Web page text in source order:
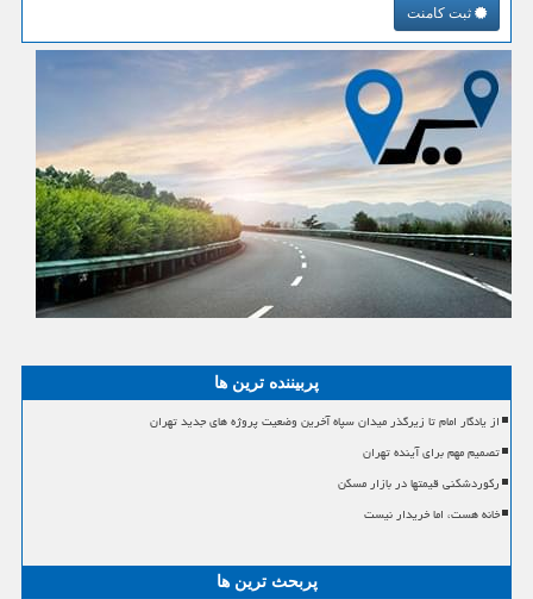
ثبت کامنت
پربیننده ترین ها
از یادگار امام تا زیرگذر میدان سپاه آخرین وضعیت پروژه های جدید تهران
تصمیم مهم برای آینده تهران
رکوردشکنی قیمتها در بازار مسکن
خانه هست، اما خریدار نیست
پربحث ترین ها